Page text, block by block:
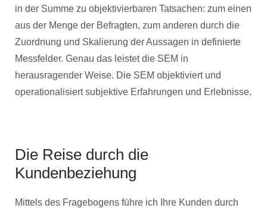
in der Summe zu objektivierbaren Tatsachen: zum einen
aus der Menge der Befragten, zum anderen durch die
Zuordnung und Skalierung der Aussagen in definierte
Messfelder. Genau das leistet die SEM in
herausragender Weise. Die SEM objektiviert und
operationalisiert subjektive Erfahrungen und Erlebnisse.
Die Reise durch die
Kundenbeziehung
Mittels des Fragebogens führe ich Ihre Kunden durch